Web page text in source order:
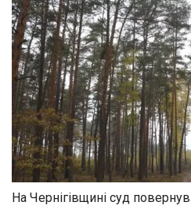
На Чернігівщині суд